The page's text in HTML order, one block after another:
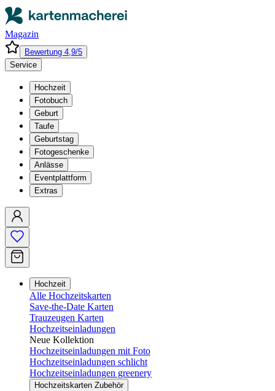
Magazin
Bewertung 4,9/5
Service
Hochzeit
Fotobuch
Geburt
Taufe
Geburtstag
Fotogeschenke
Anlässe
Eventplattform
Extras
Hochzeit
Alle Hochzeitskarten
Save-the-Date Karten
Trauzeugen Karten
Hochzeitseinladungen
Neue Kollektion
Hochzeitseinladungen mit Foto
Hochzeitseinladungen schlicht
Hochzeitseinladungen greenery
Hochzeitskarten Zubehör